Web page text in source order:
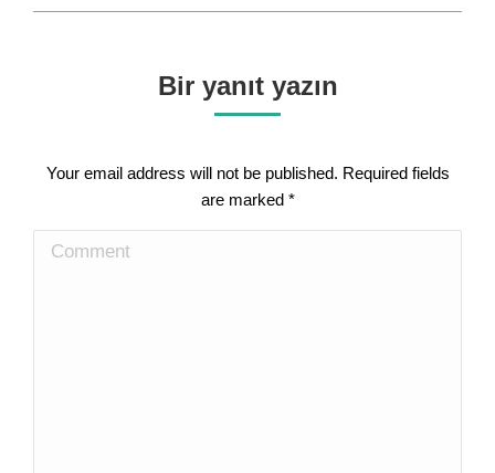
Bir yanıt yazın
Your email address will not be published. Required fields
are marked *
Comment